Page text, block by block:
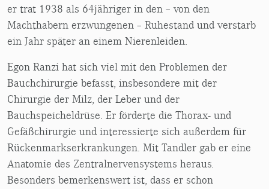
er trat 1938 als 64jähriger in den – von den
Machthabern erzwungenen – Ruhestand und verstarb
ein Jahr später an einem Nierenleiden.
Egon Ranzi hat sich viel mit den Problemen der
Bauchchirurgie befasst, insbesondere mit der
Chirurgie der Milz, der Leber und der
Bauchspeicheldrüse. Er förderte die Thorax- und
Gefäßchirurgie und interessierte sich außerdem für
Rückenmarkserkrankungen. Mit Tandler gab er eine
Anatomie des Zentralnervensystems heraus.
Besonders bemerkenswert ist, dass er schon